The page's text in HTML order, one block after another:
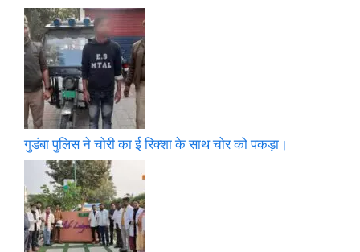
गुडंबा पुलिस ने चोरी का ई रिक्शा के साथ चोर को पकड़ा।